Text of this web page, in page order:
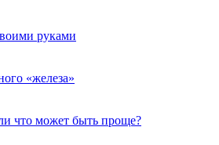
руками
«железа»
что может быть проще?